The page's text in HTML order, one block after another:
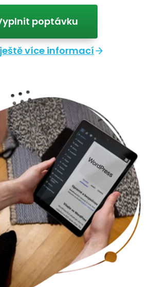
poptávku
více informací